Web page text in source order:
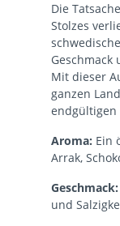
Die
Stolzes
Geschmack
Mit dieser
ganzen
endgültigen
Aroma: Ein
Arrak,
Geschmack:
und